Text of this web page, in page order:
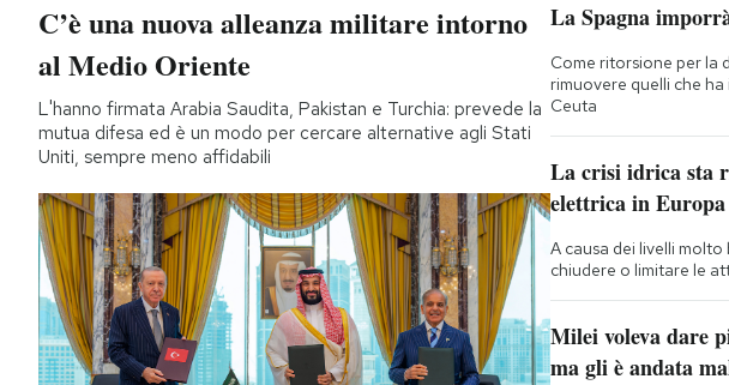
C’è una nuova alleanza militare intorno
al Medio Oriente
L'hanno firmata Arabia Saudita, Pakistan e Turchia: prevede la
mutua difesa ed è un modo per cercare alternative agli Stati
Uniti, sempre meno affidabili
La Spagna
Come ritorsione per la
rimuovere quelli che
Ceuta
La crisi idrica sta
elettrica in Europa
A causa dei livelli
chiudere o limitare le
Milei voleva dare
ma gli è andata